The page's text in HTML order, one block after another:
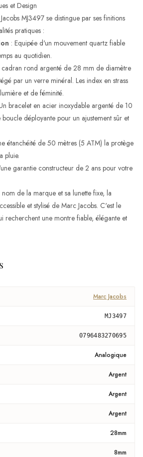
et Design
MJ3497 se distingue par ses finitions
pratiques :
: Equipée d'un mouvement quartz fiable
au quotidien.
cadran rond argenté de 28 mm de diamètre
par un verre minéral. Les index en strass
et de féminité.
bracelet en acier inoxydable argenté de 10
déployante pour un ajustement sûr et
étanchéité de 50 mètres (5 ATM) la protège
pluie.
garantie constructeur de 2 ans pour votre
de la marque et sa lunette fixe, la
et stylisé de Marc Jacobs. C'est le
recherchent une montre fiable, élégante et
Marc Jacobs
MJ3497
0796483270695
Analogique
Argent
Argent
Argent
28mm
8mm